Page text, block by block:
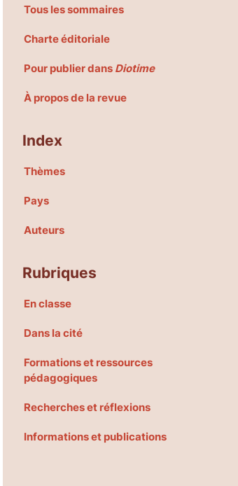
Tous les sommaires
Charte éditoriale
Pour publier dans Diotime
À propos de la revue
Index
Thèmes
Pays
Auteurs
Rubriques
En classe
Dans la cité
Formations et ressources
pédagogiques
Recherches et réflexions
Informations et publications